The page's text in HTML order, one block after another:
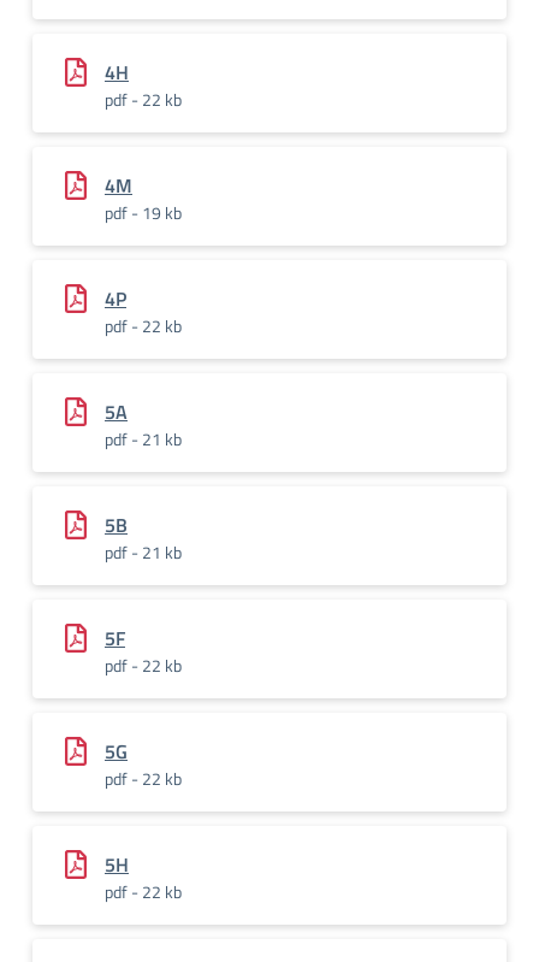
4H
pdf - 22 kb
4M
pdf - 19 kb
4P
pdf - 22 kb
5A
pdf - 21 kb
5B
pdf - 21 kb
5F
pdf - 22 kb
5G
pdf - 22 kb
5H
pdf - 22 kb